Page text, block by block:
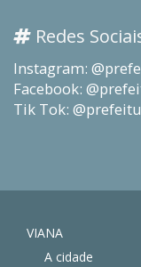
Redes
Instagram:
Facebook:
Tik Tok:
VIANA
A cidade